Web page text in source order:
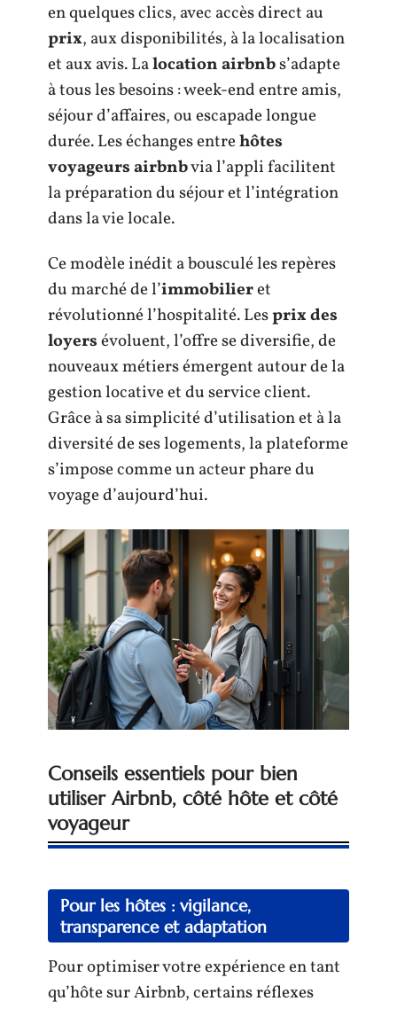
en quelques clics, avec accès direct au
prix, aux disponibilités, à la localisation
et aux avis. Lalocation airbnbs’adapte
à tous les besoins : week-end entre amis,
séjour d’affaires, ou escapade longue
durée. Les échanges entrehôtes
voyageurs airbnbvia l’appli facilitent
la préparation du séjour et l’intégration
dans la vie locale.
Ce modèle inédit a bousculé les repères
du marché de l’immobilieret
révolutionné l’hospitalité. Lesprix des
loyersévoluent, l’offre se diversifie, de
nouveaux métiers émergent autour de la
gestion locative et du service client.
Grâce à sa simplicité d’utilisation et à la
diversité de ses logements, la plateforme
s’impose comme un acteur phare du
voyage d’aujourd’hui.
Conseils essentiels pour bien
utiliser Airbnb, côté hôte et côté
voyageur
Pour les hôtes : vigilance,
transparence et adaptation
Pour optimiser votre expérience en tant
qu’hôte sur Airbnb, certains réflexes